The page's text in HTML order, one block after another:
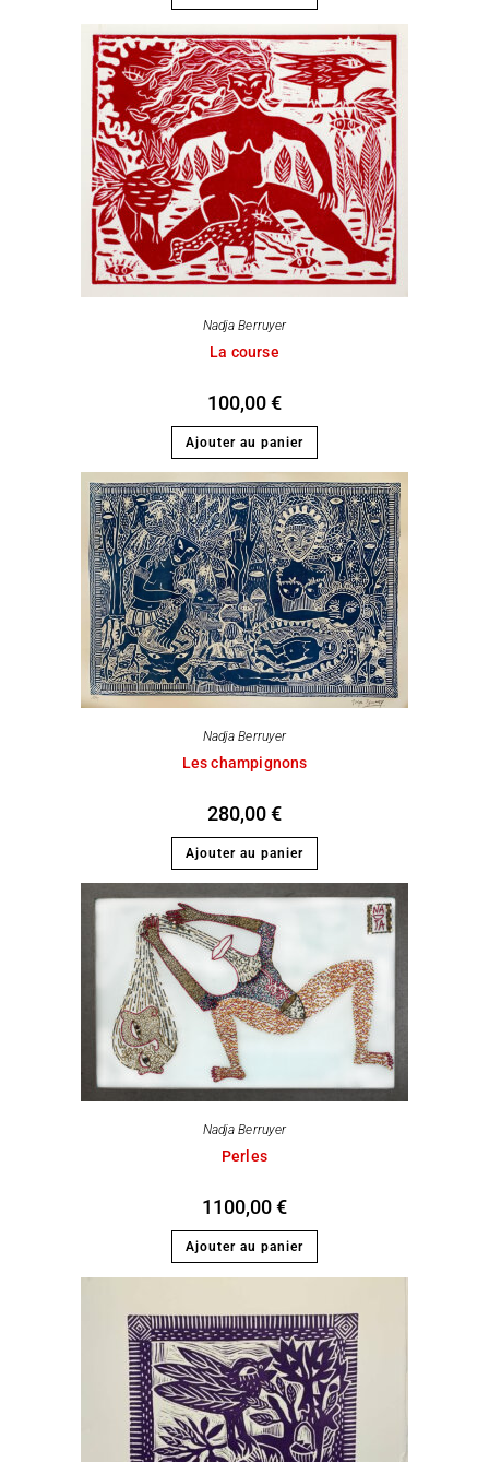
Nadja Berruyer
La course
100,00€
Ajouter au panier
Nadja Berruyer
Les champignons
280,00€
Ajouter au panier
Nadja Berruyer
Perles
1100,00€
Ajouter au panier